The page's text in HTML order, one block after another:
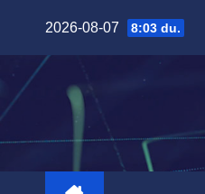
content
2026-08-07 8:03 du.